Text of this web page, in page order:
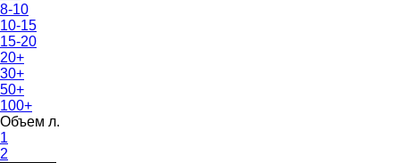
8-10
10-15
15-20
20+
30+
50+
100+
Объем л.
1
2